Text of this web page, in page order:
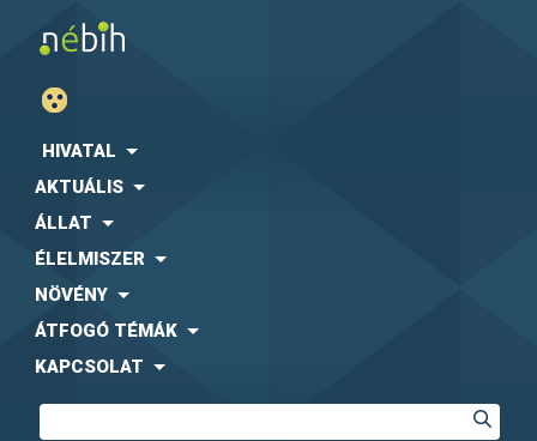
HIVATAL
AKTUÁLIS
ÁLLAT
ÉLELMISZER
NÖVÉNY
ÁTFOGÓ TÉMÁK
KAPCSOLAT